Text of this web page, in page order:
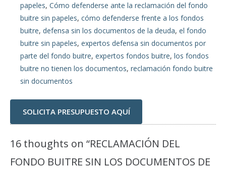
papeles, Cómo defenderse ante la reclamación del fondo
buitre sin papeles, cómo defenderse frente a los fondos
buitre, defensa sin los documentos de la deuda, el fondo
buitre sin papeles, expertos defensa sin documentos por
parte del fondo buitre, expertos fondos buitre, los fondos
buitre no tienen los documentos, reclamación fondo buitre
sin documentos
SOLICITA PRESUPUESTO AQUÍ
16 thoughts on “RECLAMACIÓN DEL
FONDO BUITRE SIN LOS DOCUMENTOS DE